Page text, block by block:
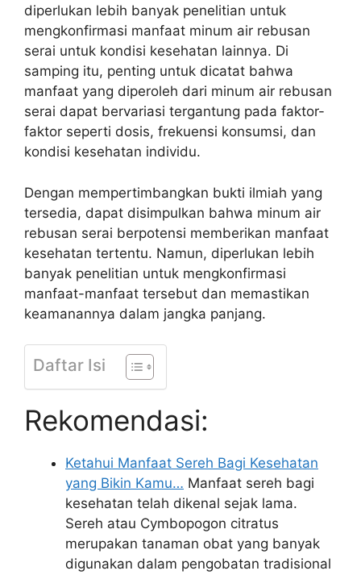
diperlukan lebih banyak penelitian untuk
mengkonfirmasi manfaat minum air rebusan
serai untuk kondisi kesehatan lainnya. Di
samping itu, penting untuk dicatat bahwa
manfaat yang diperoleh dari minum air rebusan
serai dapat bervariasi tergantung pada faktor-
faktor seperti dosis, frekuensi konsumsi, dan
kondisi kesehatan individu.
Dengan mempertimbangkan bukti ilmiah yang
tersedia, dapat disimpulkan bahwa minum air
rebusan serai berpotensi memberikan manfaat
kesehatan tertentu. Namun, diperlukan lebih
banyak penelitian untuk mengkonfirmasi
manfaat-manfaat tersebut dan memastikan
keamanannya dalam jangka panjang.
Daftar Isi
Rekomendasi:
Ketahui Manfaat Sereh Bagi Kesehatan
yang Bikin Kamu… Manfaat sereh bagi
kesehatan telah dikenal sejak lama.
Sereh atau Cymbopogon citratus
merupakan tanaman obat yang banyak
digunakan dalam pengobatan tradisional